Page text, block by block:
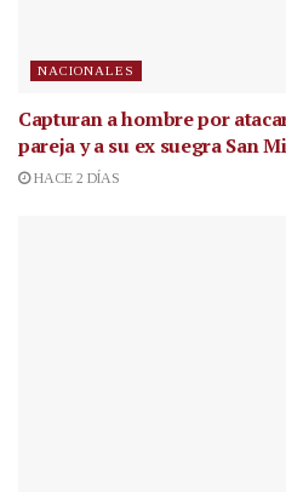
NACIONALES
Capturan a hombre por
pareja y a su ex suegra San
HACE 2 DÍAS